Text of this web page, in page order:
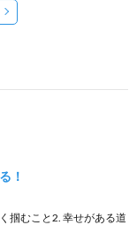
！
掴むこと2. 幸せがある道